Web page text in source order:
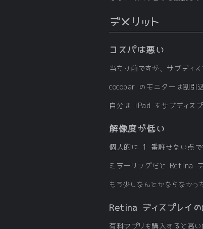
デメリット
コスパは悪い
当たり前ですが、サブディ
cocopar のモニターは割引
自分は iPad をサブディスプ
解像度が低い
個人的に 1 番許せない点で
ミラーリングだと Retina
もう少しなんとかならなかっ
Retina ディスプレイ
有料アプリを購入すると高